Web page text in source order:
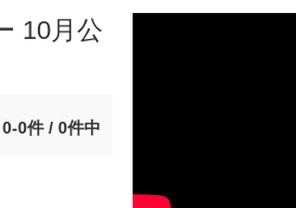
10月公
0-0件 / 0件中